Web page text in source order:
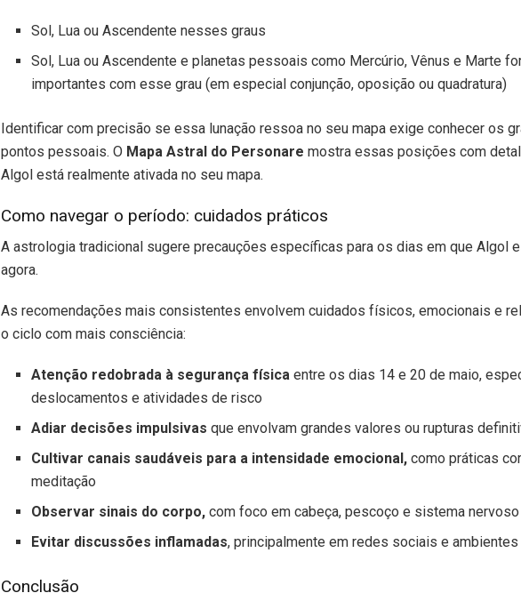
Sol, Lua ou Ascendente nesses graus
Sol, Lua ou Ascendente e planetas pessoais como Mercúrio, Vênus e Marte
importantes com esse grau (em especial conjunção, oposição ou quadratura)
Identificar com precisão se essa lunação ressoa no seu mapa exige conhecer os
pontos pessoais. O Mapa Astral do Personare mostra essas posições com
Algol está realmente ativada no seu mapa.
Como navegar o período: cuidados práticos
A astrologia tradicional sugere precauções específicas para os dias em que Algol
agora.
As recomendações mais consistentes envolvem cuidados físicos, emocionais e
o ciclo com mais consciência:
Atenção redobrada à segurança física entre os dias 14 e 20 de maio,
deslocamentos e atividades de risco
Adiar decisões impulsivas que envolvam grandes valores ou rupturas
Cultivar canais saudáveis para a intensidade emocional,como práticas
meditação
Observar sinais do corpo, com foco em cabeça, pescoço e sistema nervoso
Evitar discussões inflamadas, principalmente em redes sociais e
Conclusão